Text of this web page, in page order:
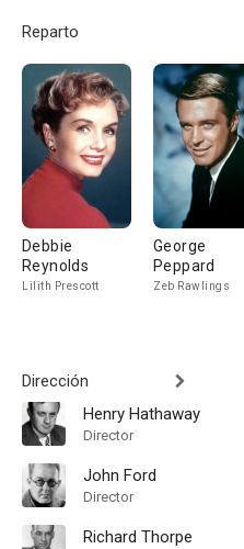
Reparto
Debbie
Reynolds
Lilith Prescott
George
Peppard
Zeb Rawlings
Dirección
Henry Hathaway
Director
John Ford
Director
Richard Thorpe